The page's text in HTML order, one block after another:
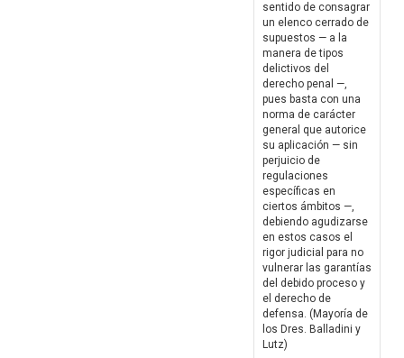
sentido de consagrar
un elenco cerrado de
supuestos — a la
manera de tipos
delictivos del
derecho penal —,
pues basta con una
norma de carácter
general que autorice
su aplicación — sin
perjuicio de
regulaciones
específicas en
ciertos ámbitos —,
debiendo agudizarse
en estos casos el
rigor judicial para no
vulnerar las garantías
del debido proceso y
el derecho de
defensa. (Mayoría de
los Dres. Balladini y
Lutz)